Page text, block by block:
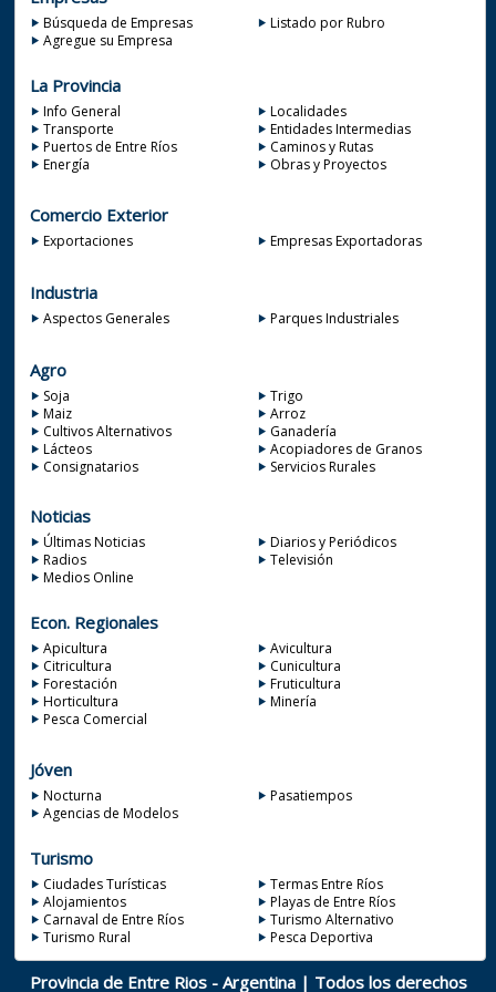
Búsqueda de Empresas
Listado por Rubro
Agregue su Empresa
La Provincia
Info General
Localidades
Transporte
Entidades Intermedias
Puertos de Entre Ríos
Caminos y Rutas
Energía
Obras y Proyectos
Comercio Exterior
Exportaciones Empresas Exportadoras
Industria
Aspectos Generales Parques Industriales
Agro
Soja
Trigo
Maiz
Arroz
Cultivos Alternativos
Ganadería
Lácteos
Acopiadores de Granos
Consignatarios
Servicios Rurales
Noticias
Últimas Noticias
Diarios y Periódicos
Radios
Televisión
Medios Online
Econ. Regionales
Apicultura
Avicultura
Citricultura
Cunicultura
Forestación
Fruticultura
Horticultura
Minería
Pesca Comercial
Jóven
Nocturna
Pasatiempos
Agencias de Modelos
Turismo
Ciudades Turísticas
Termas Entre Ríos
Alojamientos
Playas de Entre Ríos
Carnaval de Entre Ríos
Turismo Alternativo
Turismo Rural
Pesca Deportiva
Provincia de Entre Rios - Argentina | Todos los derechos